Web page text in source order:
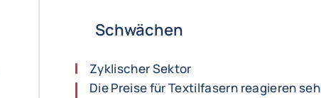
Schwächen
Zyklischer Sektor
Die Preise für Textilfasern reagieren